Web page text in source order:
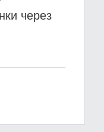
через